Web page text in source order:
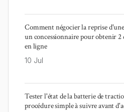
Comment négocier la reprise
un concessionnaire pour obtenir
en ligne
10 Jul
Tester l'état de la batterie de
procédure simple à suivre avant